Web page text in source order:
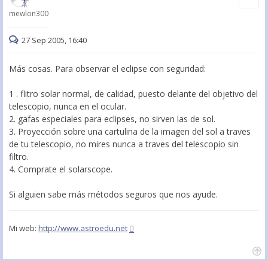
mewlon300
27 Sep 2005, 16:40
Más cosas. Para observar el eclipse con seguridad:
1 . flitro solar normal, de calidad, puesto delante del objetivo del
telescopio, nunca en el ocular.
2. gafas especiales para eclipses, no sirven las de sol.
3. Proyección sobre una cartulina de la imagen del sol a traves
de tu telescopio, no mires nunca a traves del telescopio sin
filtro.
4. Comprate el solarscope.
Si alguien sabe más métodos seguros que nos ayude.
Mi web: http://www.astroedu.net